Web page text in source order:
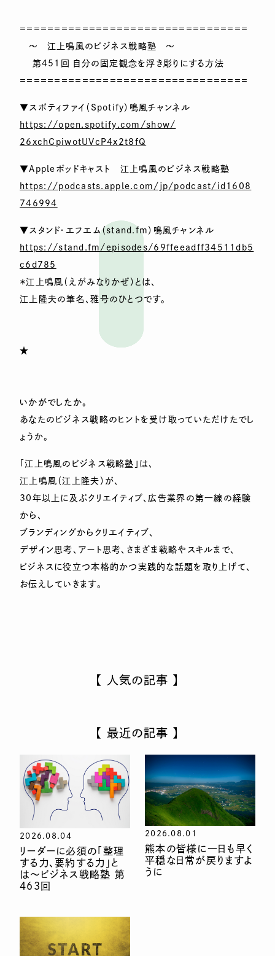
＝＝＝＝＝＝＝＝＝＝＝＝＝＝＝＝＝＝＝＝＝＝＝＝＝＝＝＝＝＝＝＝＝
～ 江上鳴風のビジネス戦略塾 ～
第451回 自分の固定観念を浮き彫りにする方法
＝＝＝＝＝＝＝＝＝＝＝＝＝＝＝＝＝＝＝＝＝＝＝＝＝＝＝＝＝＝＝＝＝
▼スポティファイ（Spotify）鳴風チャンネル
https://open.spotify.com/show/
26xchCpiwotUVcP4x2t8fQ
▼Appleポッドキャスト 江上鳴風のビジネス戦略塾
https://podcasts.apple.com/jp/podcast/id1608
746994
▼スタンド・エフエム（stand.fm）鳴風チャンネル
https://stand.fm/episodes/69ffeeadff34511db5
c6d785
＊江上鳴風（えがみなりかぜ）とは、
江上隆夫の筆名、雅号のひとつです。
★
いかがでしたか。
あなたのビジネス戦略のヒントを受け取っていただけたでし
ょうか。
「江上鳴風のビジネス戦略塾」は、
江上鳴風（江上隆夫）が、
30年以上に及ぶクリエイティブ、広告業界の第一線の経験
から、
ブランディングからクリエイティブ、
デザイン思考、アート思考、さまざま戦略やスキルまで、
ビジネスに役立つ本格的かつ実践的な話題を取り上げて、
お伝えしていきます。
【 人気の記事 】
【 最近の記事 】
2026.08.04
リーダーに必須の「整理
する力、要約する力」と
は〜ビジネス戦略塾 第
463回
2026.08.01
熊本の皆様に一日も早く
平穏な日常が戻りますよ
うに